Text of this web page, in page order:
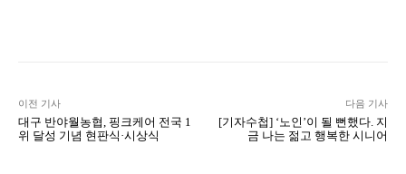
이전 기사
대구 반야월농협, 핑크케어 전국 1
위 달성 기념 현판식·시상식
다음 기사
[기자수첩] ‘노인’이 될 뻔했다. 지
금 나는 젊고 행복한 시니어